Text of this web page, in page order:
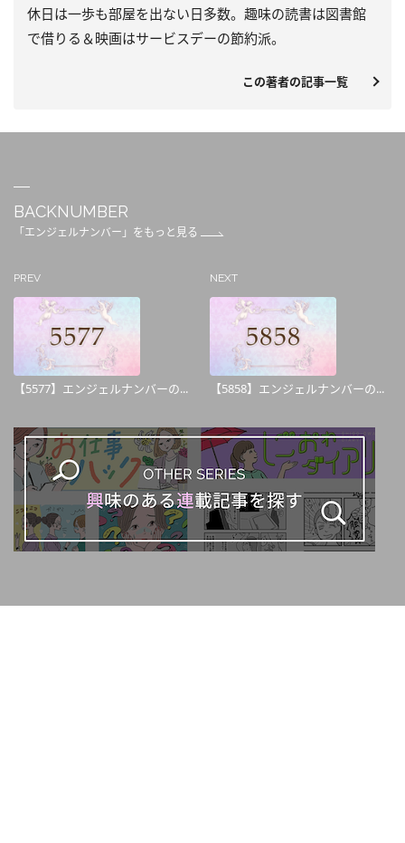
休日は一歩も部屋を出ない日多数。趣味の読書は図書館
で借りる＆映画はサービスデーの節約派。
この著者の記事一覧
BACKNUMBER
「エンジェルナンバー」をもっと見る
PREV
【5577】エンジェルナンバーの...
NEXT
【5858】エンジェルナンバーの...